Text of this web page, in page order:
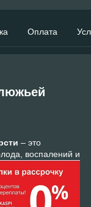
Оплата
– это
воспалений и